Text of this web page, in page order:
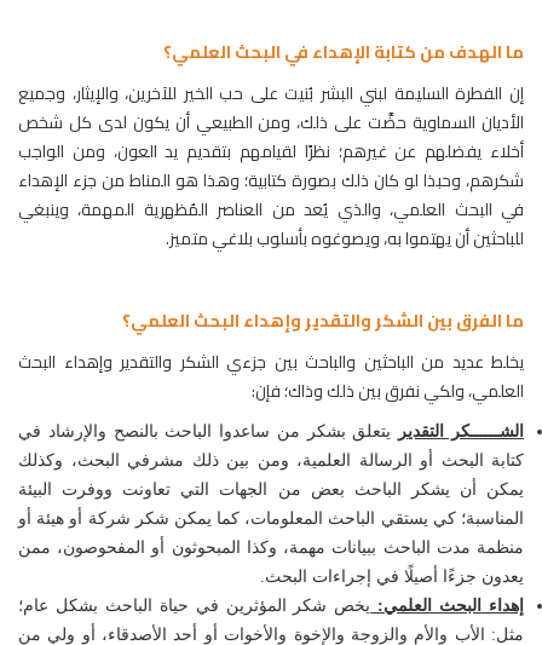
ما الهدف من كتابة الإهداء في البحث العلمي؟
إن الفطرة السليمة لبني البشر بُنيت على حب الخير للآخرين، والإيثار، وجميع
الأديان السماوية حضَّت على ذلك، ومن الطبيعي أن يكون لدى كل شخص
أخلاء يفضلهم عن غيرهم؛ نظرًا لقيامهم بتقديم يد العون، ومن الواجب
شكرهم، وحبذا لو كان ذلك بصورة كتابية؛ وهذا هو المناط من جزء الإهداء
في البحث العلمي، والذي يُعد من العناصر المُظهرية المهمة، وينبغي
للباحثين أن يهتموا به، ويصوغوه بأسلوب بلاغي متميز.
ما الفرق بين الشكر والتقدير وإهداء البحث العلمي؟
يخلط عديد من الباحثين والباحث بين جزءي الشكر والتقدير وإهداء البحث
العلمي، ولكي نفرق بين ذلك وذاك؛ فإن:
الشــــــكر التقديريتعلق بشكر من ساعدوا الباحث بالنصح والإرشاد في
كتابة البحث أو الرسالة العلمية، ومن بين ذلك مشرفي البحث، وكذلك
يمكن أن يشكر الباحث بعض من الجهات التي تعاونت ووفرت البيئة
المناسبة؛ كي يستقي الباحث المعلومات، كما يمكن شكر شركة أو هيئة أو
منظمة مدت الباحث ببيانات مهمة، وكذا المبحوثون أو المفحوصون، ممن
يعدون جزءًا أصيلًا في إجراءات البحث.
إهداء البحث العلمي: يخص شكر المؤثرين في حياة الباحث بشكل عام؛
مثل: الأب والأم والزوجة والإخوة والأخوات أو أحد الأصدقاء، أو ولي من